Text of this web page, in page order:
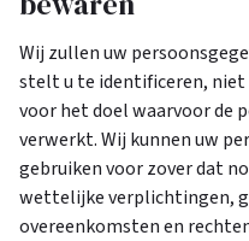
Wij zullen uw
stelt u te identificeren, niet
voor het doel waarvoor de
verwerkt. Wij kunnen uw
gebruiken voor zover dat
wettelijke verplichtingen,
overeenkomsten en